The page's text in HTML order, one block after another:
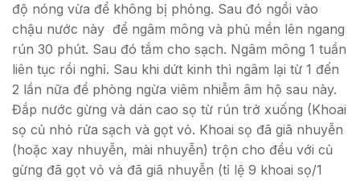
độ nóng vừa để không bị phỏng. Sau đó ngồi vào
chậu nước này để ngâm mông và phủ mền lên ngang
rún 30 phút. Sau đó tắm cho sạch. Ngâm mông 1 tuần
liên tục rồi nghỉ. Sau khi dứt kinh thì ngâm lại từ 1 đến
2 lần nữa để phòng ngừa viêm nhiễm âm hộ sau này.
Đắp nước gừng và dán cao sọ từ rún trở xuống (Khoai
sọ củ nhỏ rửa sạch và gọt vỏ. Khoai sọ đã giã nhuyễn
(hoặc xay nhuyễn, mài nhuyễn) trộn cho đều với củ
gừng đã gọt vỏ và đã giã nhuyễn (tỉ lệ 9 khoai sọ/1